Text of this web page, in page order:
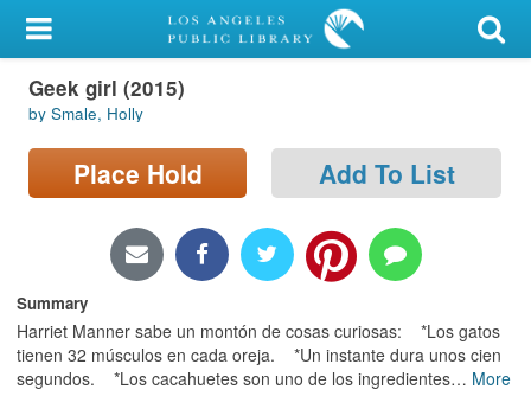
My Account
Library Card
Sign In
Locations/Hours (external
page)
Privacy
Geek girl (2015)
by Smale, Holly
Place Hold Add To List
Summary
Harriet Manner sabe un montón de cosas curiosas: *Los gatos
tienen 32 músculos en cada oreja. *Un instante dura unos cien
segundos. *Los cacahuetes son uno de los ingredientes… More